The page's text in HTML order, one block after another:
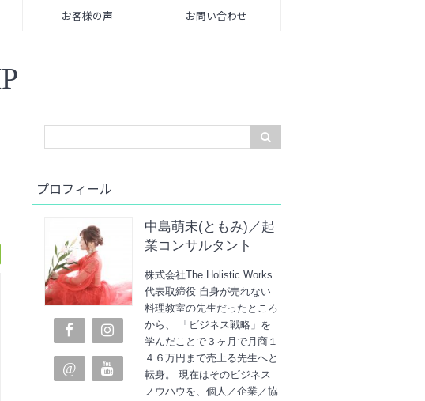
お客様の声 お問い合わせ
プロフィール
中島萌未(ともみ)／起
業コンサルタント
株式会社The Holistic Works
代表取締役 自身が売れない
料理教室の先生だったところ
から、 「ビジネス戦略」を
学んだことで３ヶ月で月商１
４６万円まで売上る先生へと
転身。 現在はそのビジネス
ノウハウを、個人／企業／協